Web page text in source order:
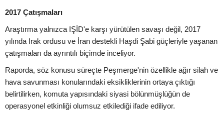
2017 Çatışmaları
Araştırma yalnızca IŞİD'e karşı yürütülen savaşı değil, 2017
yılında Irak ordusu ve İran destekli Haşdi Şabi güçleriyle yaşanan
çatışmaları da ayrıntılı biçimde inceliyor.
Raporda, söz konusu süreçte Peşmerge'nin özellikle ağır silah ve
hava savunması konularındaki eksikliklerinin ortaya çıktığı
belirtilirken, komuta yapısındaki siyasi bölünmüşlüğün de
operasyonel etkinliği olumsuz etkilediği ifade ediliyor.